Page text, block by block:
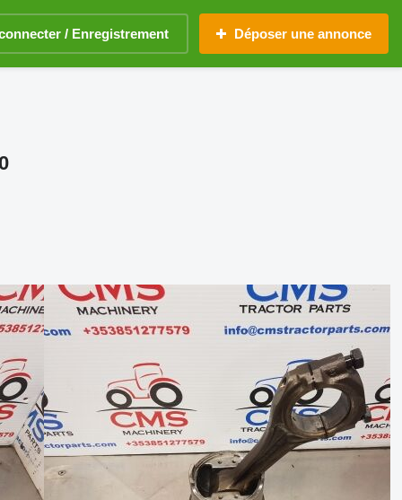
/ Enregistrement Déposer une annonce